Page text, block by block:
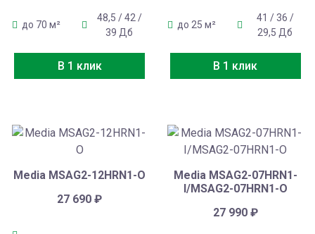
до 70 м²
48,5 / 42 /
39 Дб
В 1 клик
до 25 м²
41 / 36 /
29,5 Дб
В 1 клик
Media MSAG2-12HRN1-O
27 690₽
Media MSAG2-07HRN1-
I/MSAG2-07HRN1-O
27 990 ₽